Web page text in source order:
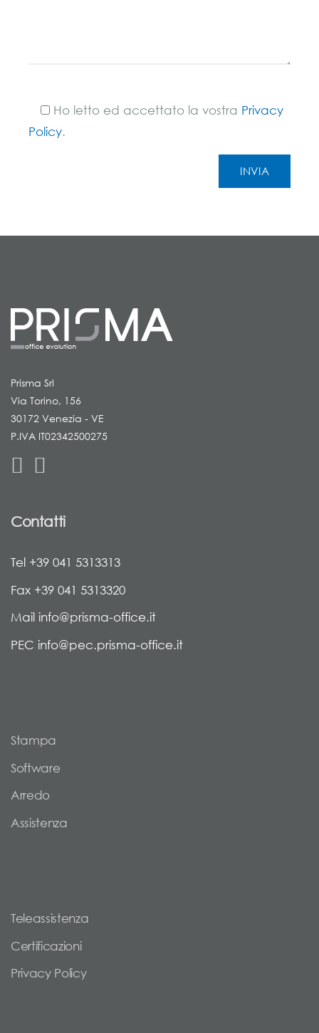
Ho letto ed accettato la vostra Privacy
Policy.
Prisma Srl
Via Torino, 156
30172 Venezia - VE
P.IVA IT02342500275
Contatti
Tel +39 041 5313313
Fax +39 041 5313320
Mail info@prisma-office.it
PEC info@pec.prisma-office.it
Stampa
Software
Arredo
Assistenza
Teleassistenza
Certificazioni
Privacy Policy